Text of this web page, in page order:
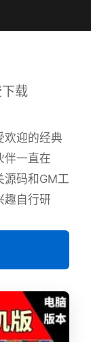
载
欢迎的经典
伴一直在
码和GM工
趣自行研